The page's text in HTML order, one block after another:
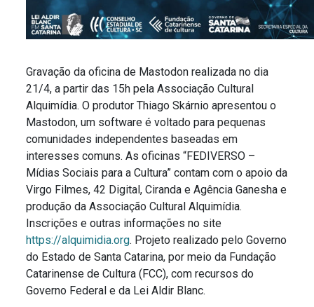
Gravação da oficina de Mastodon realizada no dia
21/4, a partir das 15h pela Associação Cultural
Alquimídia. O produtor Thiago Skárnio apresentou o
Mastodon, um software é voltado para pequenas
comunidades independentes baseadas em
interesses comuns. As oficinas “FEDIVERSO –
Mídias Sociais para a Cultura” contam com o apoio da
Virgo Filmes, 42 Digital, Ciranda e Agência Ganesha e
produção da Associação Cultural Alquimídia.
Inscrições e outras informações no site
https://alquimidia.org. Projeto realizado pelo Governo
do Estado de Santa Catarina, por meio da Fundação
Catarinense de Cultura (FCC), com recursos do
Governo Federal e da Lei Aldir Blanc.